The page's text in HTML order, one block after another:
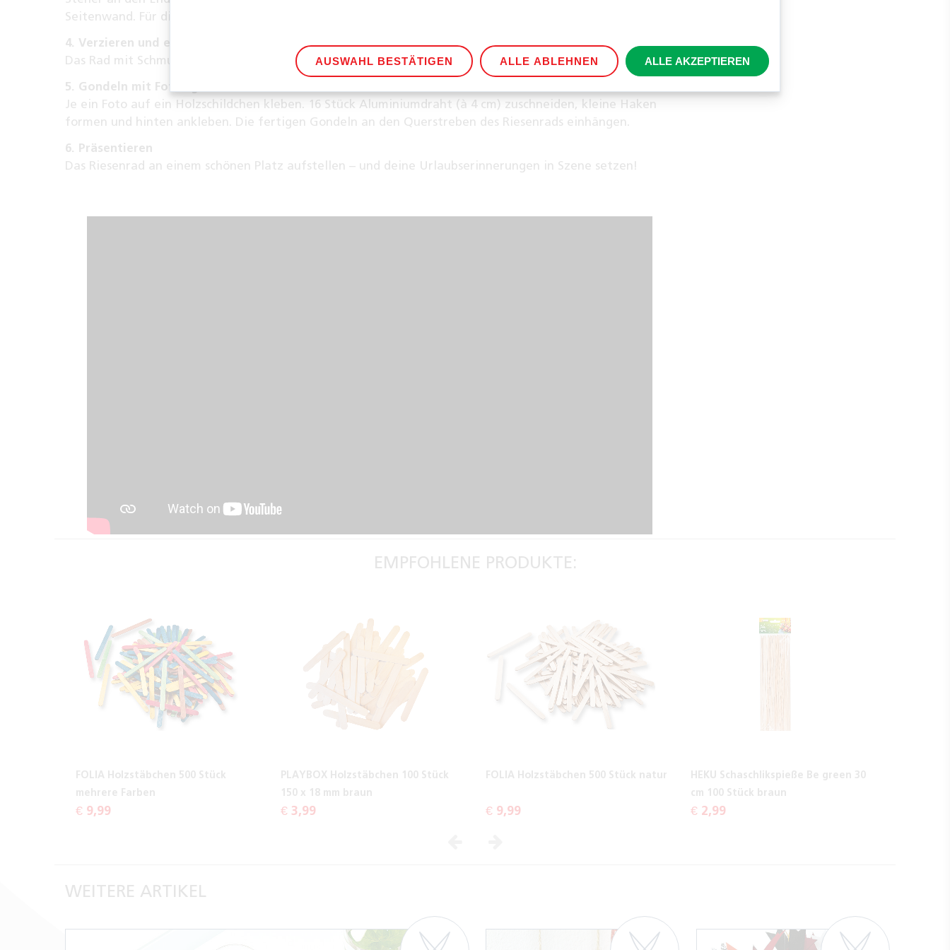
Seitenwand. Für die zweite Seite wiederholen.
4. Verzieren und einsetzen
Das Rad mit Schmucksternen verzieren, den mittleren Spieß kürzen und das Rad in das Gestell einsetzen.
5. Gondeln mit Fotos gestalten
Je ein Foto auf ein Holzschildchen kleben. 16 Stück Aluminiumdraht (à 4 cm) zuschneiden, kleine Haken
formen und hinten ankleben. Die fertigen Gondeln an den Querstreben des Riesenrads einhängen.
6. Präsentieren
Das Riesenrad an einem schönen Platz aufstellen – und deine Urlaubserinnerungen in Szene setzen!
EMPFOHLENE PRODUKTE:
FOLIA Holzstäbchen 500 Stück
mehrere Farben
€ 9,99
PLAYBOX Holzstäbchen 100 Stück
150 x 18 mm braun
€ 3,99
FOLIA Holzstäbchen 500 Stück natur
€ 9,99
HEKU Schaschlikspieße Be green 30
cm 100 Stück braun
€ 2,99
WEITERE ARTIKEL
AUSWAHL BESTÄTIGEN ALLE ABLEHNEN ALLE AKZEPTIEREN